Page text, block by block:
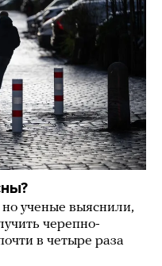
ученые выяснили,
черепно-
в четыре раза